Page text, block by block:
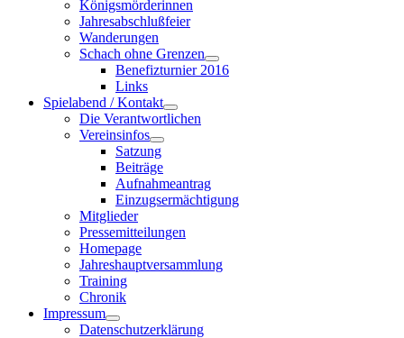
Königsmörderinnen
Jahresabschlußfeier
Wanderungen
Schach ohne Grenzen
Benefizturnier 2016
Links
Spielabend / Kontakt
Die Verantwortlichen
Vereinsinfos
Satzung
Beiträge
Aufnahmeantrag
Einzugsermächtigung
Mitglieder
Pressemitteilungen
Homepage
Jahreshauptversammlung
Training
Chronik
Impressum
Datenschutzerklärung